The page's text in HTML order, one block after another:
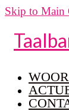
Skip to Main